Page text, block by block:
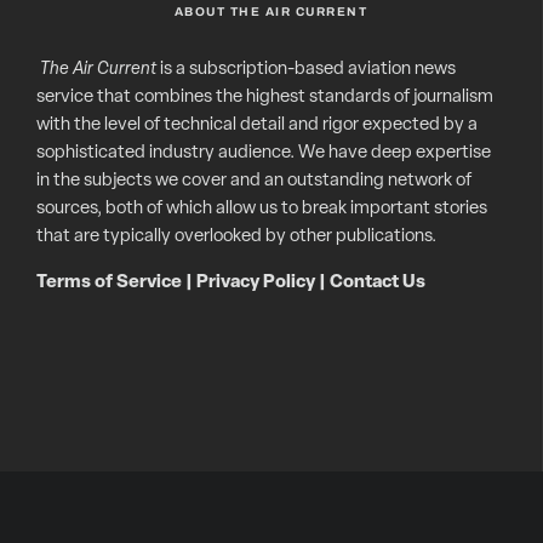
ABOUT THE AIR CURRENT
The Air Currentis a subscription-based aviation news
service that combines the highest standards of journalism
with the level of technical detail and rigor expected by a
sophisticated industry audience. We have deep expertise
in the subjects we cover and an outstanding network of
sources, both of which allow us to break important stories
that are typically overlooked by other publications.
Terms of Service Privacy Policy| Contact Us